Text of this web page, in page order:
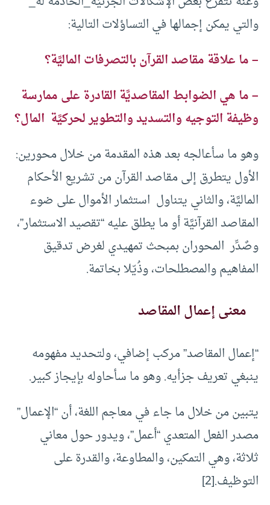
والتي يمكن إجمالها في التساؤلات التالية:
– ما علاقة مقاصد القرآن بالتصرفات الماليَّة؟
– ما هي الضوابط المقاصديَّة القادرة على ممارسة
وظيفة التوجيه والتسديد والتطوير لحركيَّة المال؟
وهو ما سأعالجه بعد هذه المقدمة من خلال محورين:
الأول يتطرق إلى مقاصد القرآن من تشريع الأحكام
الماليَّة، والثاني يتناول استثمار الأموال على ضوء
المقاصد القرآنيَّة أو ما يطلق عليه “تقصيد الاستثمار”،
وصٌدِّر المحوران بمبحث تمهيدي لغرض تدقيق
المفاهيم والمصطلحات، وذُيّلا بخاتمة.
معنى إعمال المقاصد
“إعمال المقاصد” مركب إضافي، ولتحديد مفهومه
ينبغي تعريف جزأيه. وهو ما سأحاوله بإيجاز كبير.
يتبين من خلال ما جاء في معاجم اللغة، أن “الإعمال”
مصدر الفعل المتعدي “أعمل”، ويدور حول معاني
ثلاثة، وهي التمكين، والمطاوعة، والقدرة على
التوظيف.[2]